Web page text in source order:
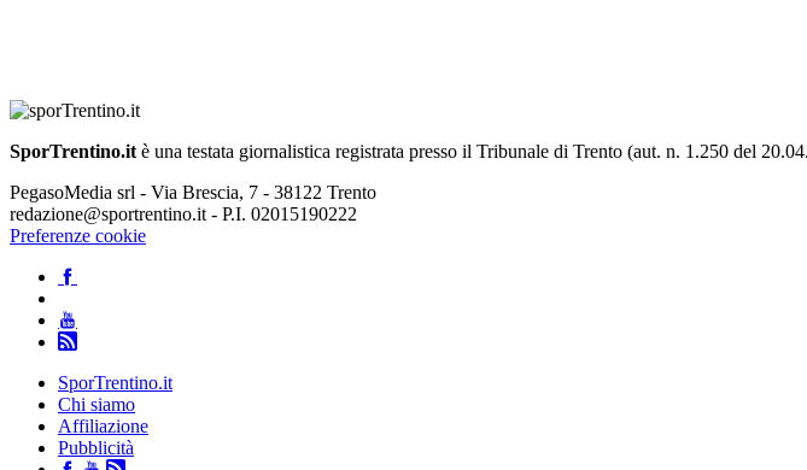
SporTrentino.it è una testata giornalistica registrata presso il Tribunale di Trento (aut. n. 1.250 del
PegasoMedia srl - Via Brescia, 7 - 38122 Trento
redazione@sportrentino.it - P.I. 02015190222
Preferenze cookie
SporTrentino.it
Chi siamo
Affiliazione
Pubblicità